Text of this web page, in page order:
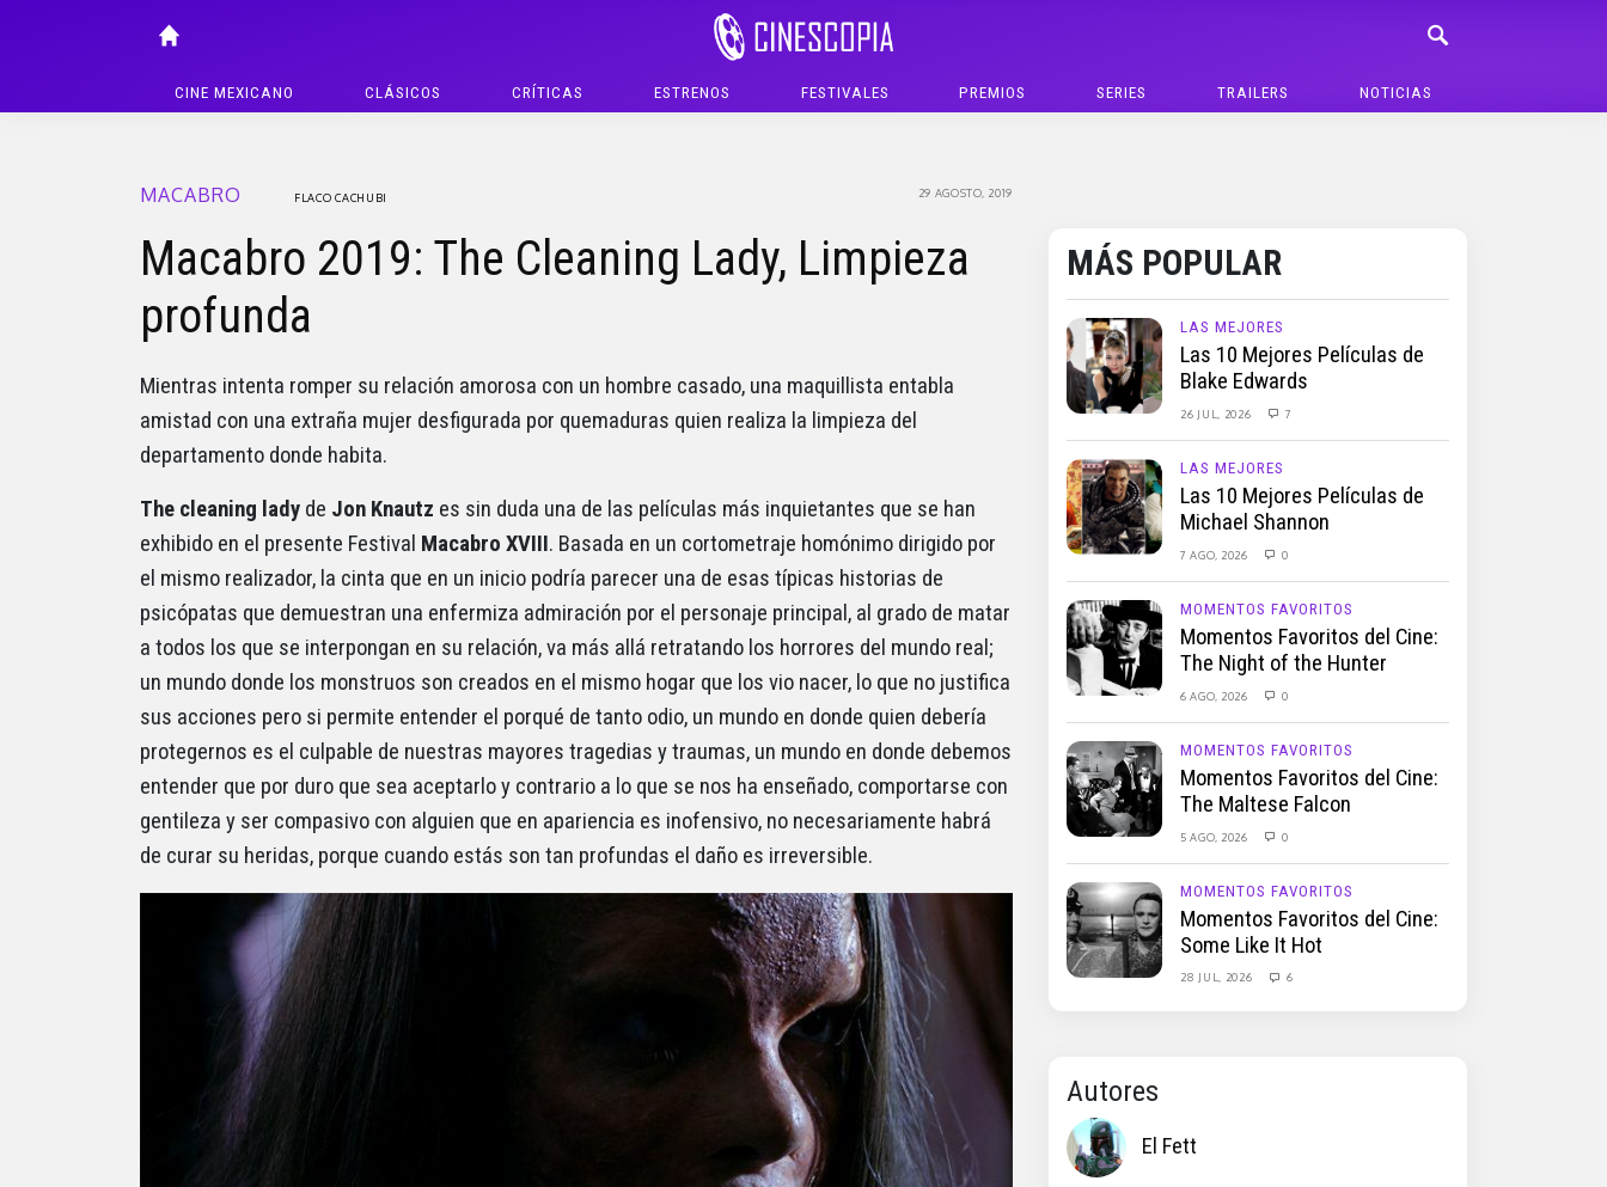
CINE MEXICANO CLÁSICOS CRÍTICAS ESTRENOS FESTIVALES PREMIOS SERIES TRAILERS NOTICIAS
MACABRO 29 AGOSTO, 2019
FLACO CACHUBI
Macabro 2019: The Cleaning Lady, Limpieza
profunda
Mientras intenta romper su relación amorosa con un hombre casado, una maquillista entabla
amistad con una extraña mujer desfigurada por quemaduras quien realiza la limpieza del
departamento donde habita.
The cleaning lady de Jon Knautz es sin duda una de las películas más inquietantes que se han
exhibido en el presente Festival Macabro XVIII. Basada en un cortometraje homónimo dirigido por
el mismo realizador, la cinta que en un inicio podría parecer una de esas típicas historias de
psicópatas que demuestran una enfermiza admiración por el personaje principal, al grado de matar
a todos los que se interpongan en su relación, va más allá retratando los horrores del mundo real;
un mundo donde los monstruos son creados en el mismo hogar que los vio nacer, lo que no justifica
sus acciones pero si permite entender el porqué de tanto odio, un mundo en donde quien debería
protegernos es el culpable de nuestras mayores tragedias y traumas, un mundo en donde debemos
entender que por duro que sea aceptarlo y contrario a lo que se nos ha enseñado, comportarse con
gentileza y ser compasivo con alguien que en apariencia es inofensivo, no necesariamente habrá
de curar su heridas, porque cuando estás son tan profundas el daño es irreversible.
MÁS POPULAR
LAS MEJORES
Las 10 Mejores Películas de
Blake Edwards
26 JUL, 2026 7
LAS MEJORES
Las 10 Mejores Películas de
Michael Shannon
7 AGO, 2026 0
MOMENTOS FAVORITOS
Momentos Favoritos del Cine:
The Night of the Hunter
6 AGO, 2026 0
MOMENTOS FAVORITOS
Momentos Favoritos del Cine:
The Maltese Falcon
5 AGO, 2026 0
MOMENTOS FAVORITOS
Momentos Favoritos del Cine:
Some Like It Hot
28 JUL, 2026 6
Autores
El Fett